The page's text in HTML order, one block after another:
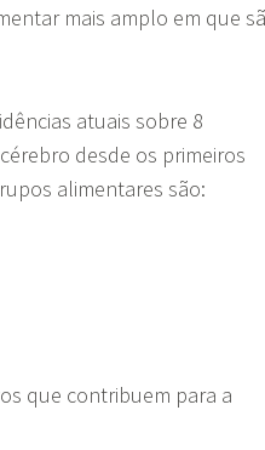
mais amplo em que
atuais sobre 8
desde os primeiros
alimentares são:
que contribuem para a